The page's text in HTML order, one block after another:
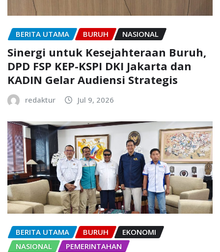
BERITA UTAMA BURUH NASIONAL
Sinergi untuk Kesejahteraan Buruh,
DPD FSP KEP-KSPI DKI Jakarta dan
KADIN Gelar Audiensi Strategis
redaktur Jul 9, 2026
BERITA UTAMA BURUH
EKONOMI
NASIONAL
PEMERINTAHAN